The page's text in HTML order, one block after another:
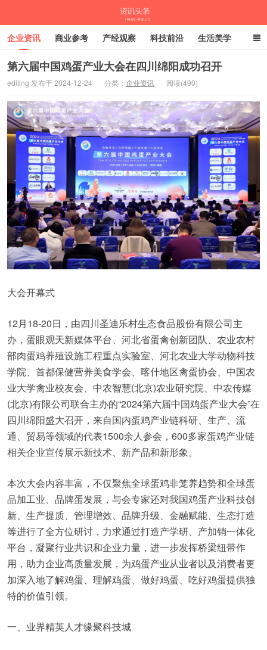
企业资讯 商业参考 产经观察 科技前沿 生活美学
时尚潮流 母婴亲子 专栏
第六届中国鸡蛋产业大会在四川绵阳成功召开
editing 发布于 2024-12-24 分类： 企业资讯 阅读(490)
大会开幕式
12月18-20日，由四川圣迪乐村生态食品股份有限公司主
办，蛋眼观天新媒体平台、河北省蛋禽创新团队、农业农村
部肉蛋鸡养殖设施工程重点实验室、河北农业大学动物科技
学院、首都保健营养美食学会、喀什地区禽蛋协会、中国农
业大学禽业校友会、中农智慧(北京)农业研究院、中农传媒
(北京)有限公司联合主办的“2024第六届中国鸡蛋产业大会”在
四川绵阳盛大召开，来自国内蛋鸡产业链科研、生产、流
通、贸易等领域的代表1500余人参会，600多家蛋鸡产业链
相关企业宣传展示新技术、新产品和新形象。
本次大会内容丰富，不仅聚焦全球蛋鸡非笼养趋势和全球蛋
品加工业、品牌蛋发展，与会专家还对我国鸡蛋产业科技创
新、生产提质、管理增效、品牌升级、金融赋能、生态打造
等进行了全方位研讨，力求通过打造产学研、产加销一体化
平台，凝聚行业共识和企业力量，进一步发挥桥梁纽带作
用，助力企业高质量发展，为鸡蛋产业从业者以及消费者更
加深入地了解鸡蛋、理解鸡蛋、做好鸡蛋、吃好鸡蛋提供独
特的价值引领。
一、业界精英人才缘聚科技城